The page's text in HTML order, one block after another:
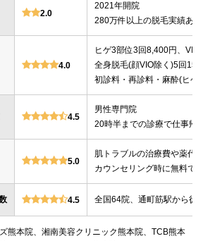
2.0
2021年開院
280万件以上の脱毛実績あり
4.0
ヒゲ3部位3回8,400円、
全身脱毛(顔VIO除く)5回
初診料・再診料・麻酔(ヒゲ
4.5
男性専門院
20時半までの診療で仕事帰
5.0
肌トラブルの治療費や薬代
カウンセリング時に無料で
4.5 全国64院、通町筋駅から徒
熊本院、湘南美容クリニック熊本院、TCB熊本